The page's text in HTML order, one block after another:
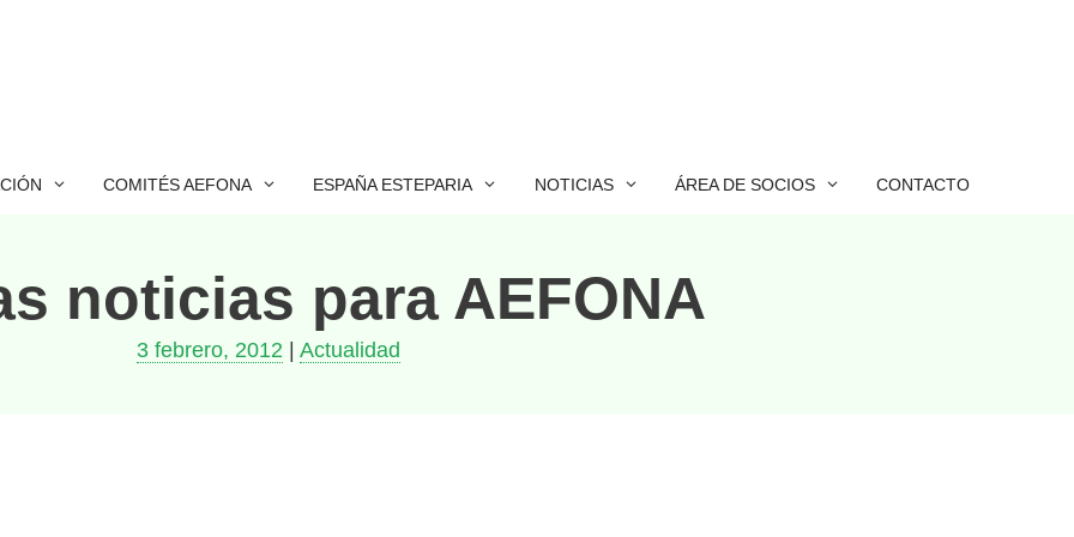
COMITÉS AEFONA ESPAÑA ESTEPARIA NOTICIAS ÁREA DE SOCIOS CONTACTO
noticias para AEFONA
3 febrero, 2012 Actualidad